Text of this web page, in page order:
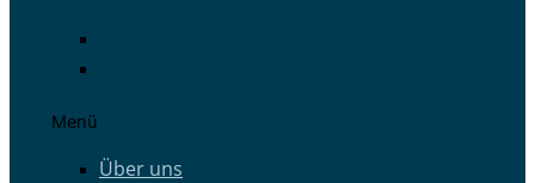
Menü
Über uns